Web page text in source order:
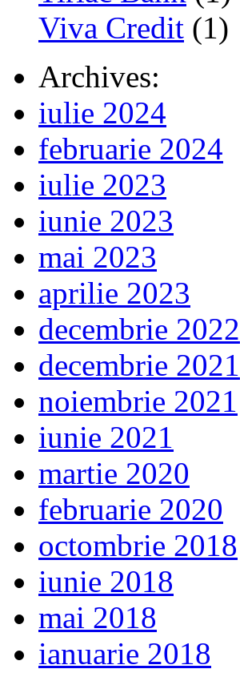
Viva Credit (1)
Archives:
iulie 2024
februarie 2024
iulie 2023
iunie 2023
mai 2023
aprilie 2023
decembrie 2022
decembrie 2021
noiembrie 2021
iunie 2021
martie 2020
februarie 2020
octombrie 2018
iunie 2018
mai 2018
ianuarie 2018